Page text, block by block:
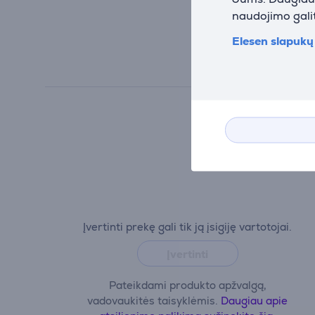
naudojimo
Elesen
Įvertinti prekę gali tik ją įsigiję vartotojai.
Pateikdami produkto apžvalgą,
vadovaukitės taisyklėmis. Daugiau apie